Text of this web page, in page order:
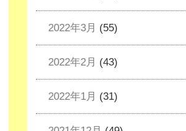
2022年3月 (55)
2022年2月 (43)
2022年1月 (31)